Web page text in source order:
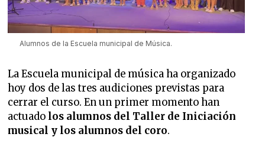
Alumnos de la Escuela municipal de Música.
La Escuela municipal de música ha organizado
hoy dos de las tres audiciones previstas para
cerrar el curso. En un primer momento han
actuado los alumnos del Taller de Iniciación
musical y los alumnos del coro.